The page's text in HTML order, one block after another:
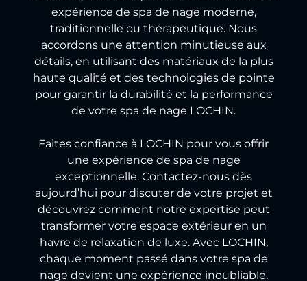
expérience de spa de nage moderne,
traditionnelle ou thérapeutique. Nous
accordons une attention minutieuse aux
détails, en utilisant des matériaux de la plus
haute qualité et des technologies de pointe
pour garantir la durabilité et la performance
de votre spa de nage LOCHIN.
Faites confiance à LOCHIN pour vous offrir
une expérience de spa de nage
exceptionnelle. Contactez-nous dès
aujourd’hui pour discuter de votre projet et
découvrez comment notre expertise peut
transformer votre espace extérieur en un
havre de relaxation de luxe. Avec LOCHIN,
chaque moment passé dans votre spa de
nage devient une expérience inoubliable.